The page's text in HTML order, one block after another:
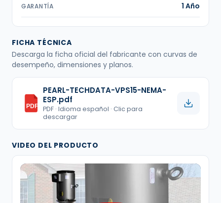
GARANTÍA 1 Año
FICHA TÉCNICA
Descarga la ficha oficial del fabricante con curvas de
desempeño, dimensiones y planos.
PDF
PEARL-TECHDATA-VPS15-NEMA-
ESP.pdf
PDF · Idioma español · Clic para
descargar
VIDEO DEL PRODUCTO